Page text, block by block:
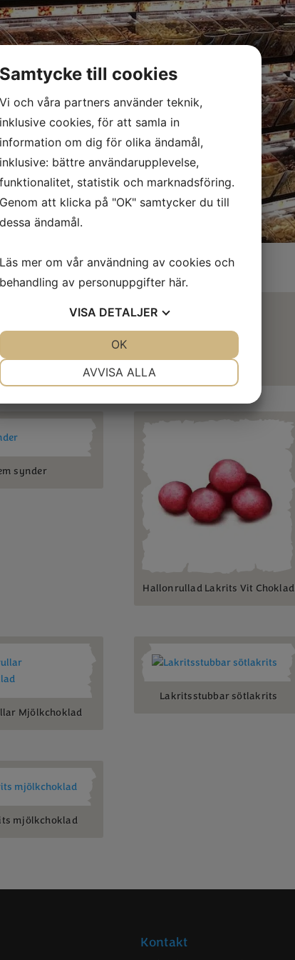
synder
Hallonrullad Lakrits Vit Choklad
Mjölkchoklad
Lakritsstubbar sötlakrits
mjölkchoklad
Kontakt
Samtycke till cookies
Vi och våra partners använder teknik,
inklusive cookies, för att samla in
information om dig för olika ändamål,
inklusive: bättre användarupplevelse,
funktionalitet, statistik och marknadsföring.
Genom att klicka på "OK" samtycker du till
dessa ändamål.
Läs mer om vår användning av cookies och
behandling av personuppgifter här.
VISA DETALJER
MARKNADSFÖRING
AVVISA ALLA
OK